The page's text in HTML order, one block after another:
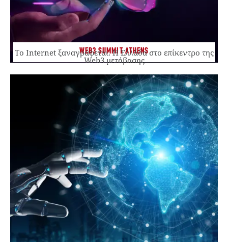
WEB3 SUMMIT ATHENS
Το Internet ξαναγράφεται. Η Ελλάδα στο επίκεντρο της
Web3 μετάβασης